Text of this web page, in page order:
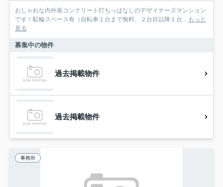
おしゃれな内外装コンクリート打ちっぱなしのデザイナーズマンション
です！駐輪スペース有（自転車１台まで無料、２台目以降１台... もっと
見る
募集中の物件
過去掲載物件
過去掲載物件
事務所